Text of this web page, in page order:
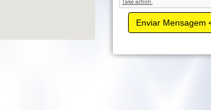
Enviar Mensagem